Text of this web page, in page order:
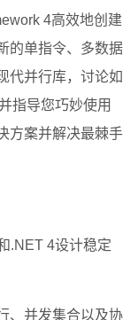
4高效地创建
的单指令、多数据
代并行库，讨论如
指导您巧妙使用
方案并解决最棘手
.NET 4设计稳定
、并发集合以及协